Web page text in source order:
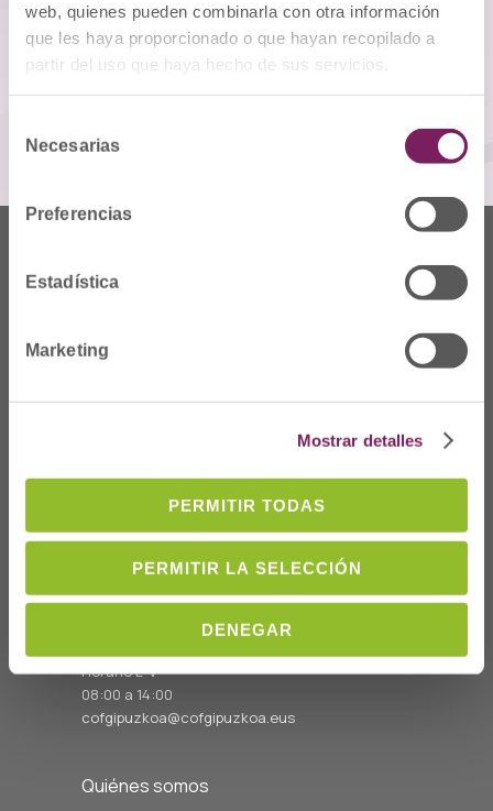
web, quienes pueden combinarla con otra información
que les haya proporcionado o que hayan recopilado a
partir del uso que haya hecho de sus servicios.
Necesarias
Preferencias
Estadística
Marketing
Mostrar detalles
PERMITIR TODAS
PERMITIR LA SELECCIÓN
DENEGAR
VÍDEOS CAMPAÑA
Dónde Estamos
C/Prim 2, 1º
20006 Donostia/San
Sebastián
Horario L-V
08:00 a 14:00
cofgipuzkoa@cofgipuzkoa.eus
Quiénes somos